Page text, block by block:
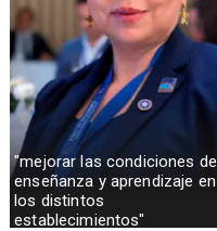
"mejorar las condiciones de
enseñanza y aprendizaje en
los distintos
establecimientos"